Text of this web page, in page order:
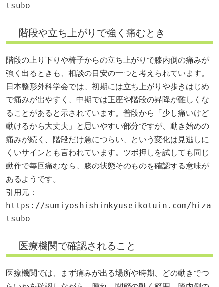
tsubo
階段や立ち上がりで強く痛むとき
階段の上り下りや椅子からの立ち上がりで膝内側の痛みが
強く出るときも、相談の目安の一つと考えられています。
日本整形外科学会では、初期には立ち上がりや歩きはじめ
で痛みが出やすく、中期では正座や階段の昇降が難しくな
ることがあると示されています。普段から「少し痛いけど
動けるから大丈夫」と思いやすい部分ですが、動き始めの
痛みが続く、階段だけ急につらい、という変化は見逃しに
くいサインとも言われています。ツボ押しを試しても同じ
動作で毎回痛むなら、膝の状態そのものを確認する意味が
あるようです。
引用元：
https://sumiyoshishinkyuseikotuin.com/hiza-
tsubo
医療機関で確認されること
医療機関では、まず痛みが出る場所や時期、どの動きでつ